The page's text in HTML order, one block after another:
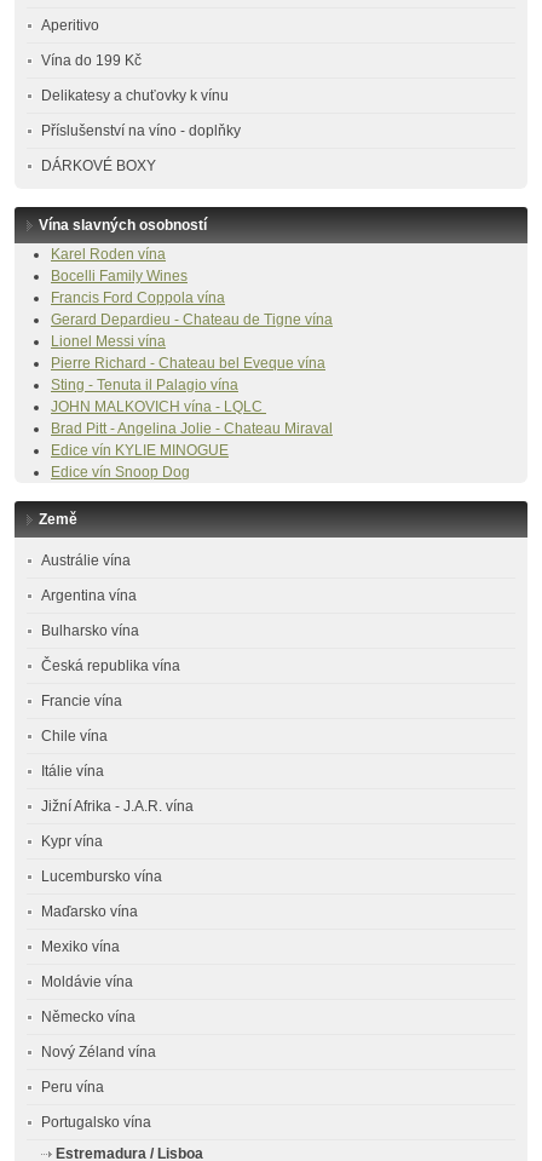
Aperitivo
Vína do 199 Kč
Delikatesy a chuťovky k vínu
Příslušenství na víno - doplňky
DÁRKOVÉ BOXY
Vína slavných osobností
Karel Roden vína
Bocelli Family Wines
Francis Ford Coppola vína
Gerard Depardieu - Chateau de Tigne vína
Lionel Messi vína
Pierre Richard - Chateau bel Eveque vína
Sting - Tenuta il Palagio vína
JOHN MALKOVICH vína - LQLC
Brad Pitt - Angelina Jolie - Chateau Miraval
Edice vín KYLIE MINOGUE
Edice vín Snoop Dog
Země
Austrálie vína
Argentina vína
Bulharsko vína
Česká republika vína
Francie vína
Chile vína
Itálie vína
Jižní Afrika - J.A.R. vína
Kypr vína
Lucembursko vína
Maďarsko vína
Mexiko vína
Moldávie vína
Německo vína
Nový Zéland vína
Peru vína
Portugalsko vína
Estremadura / Lisboa